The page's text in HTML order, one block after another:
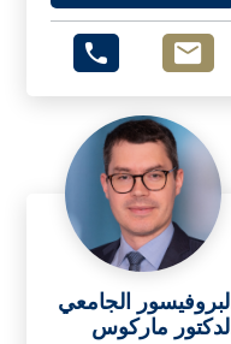
البروفيسور الجامعي
الدكتور ماركوس